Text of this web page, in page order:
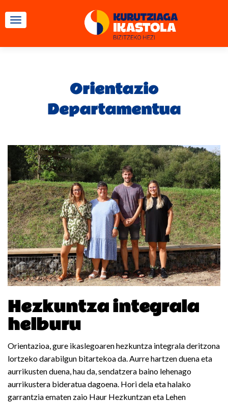
TOGGLE NAVIGATION
Orientazio
Departamentua
Hezkuntza integrala
helburu
Orientazioa, gure ikaslegoaren hezkuntza integrala deritzona
lortzeko darabilgun bitartekoa da. Aurre hartzen duena eta
aurrikusten duena, hau da, sendatzera baino lehenago
aurrikustera bideratua dagoena. Hori dela eta halako
garrantzia ematen zaio Haur Hezkuntzan eta Lehen